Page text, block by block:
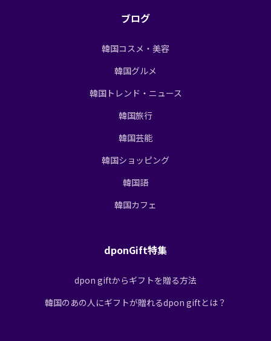
ブログ
韓国コスメ・美容
韓国グルメ
韓国トレンド・ニュース
韓国旅行
韓国芸能
韓国ショッピング
韓国語
韓国カフェ
dponGift特集
dpon giftからギフトを贈る方法
韓国のあの人にギフトが贈れるdpon giftとは？